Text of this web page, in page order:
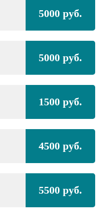
5000 руб.
5000 руб.
1500 руб.
4500 руб.
5500 руб.